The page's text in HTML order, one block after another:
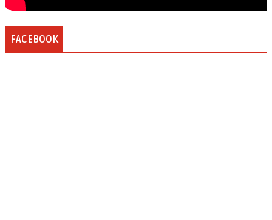
FACEBOOK